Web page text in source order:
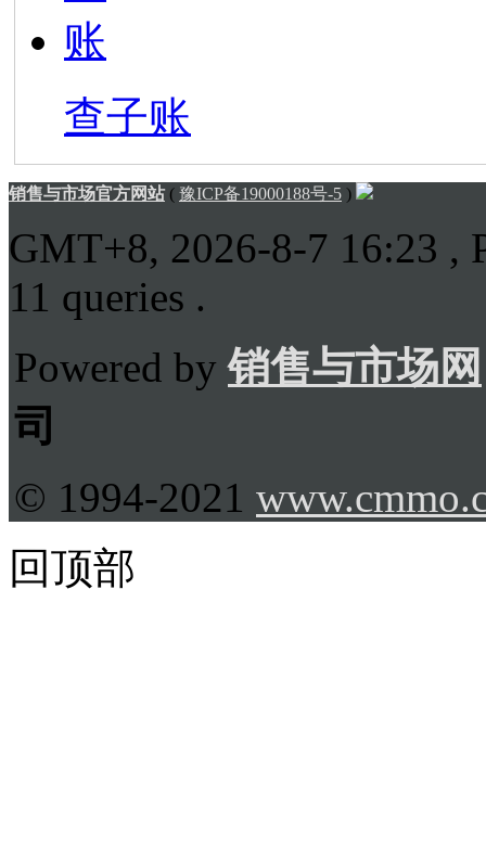
查子账
销售与市场官方网站( 豫ICP备19000188号-5 )
GMT+8, 2026-8-7 16:23 ,
11 queries .
Powered by销售与市场网
司
© 1994-2021
回顶部